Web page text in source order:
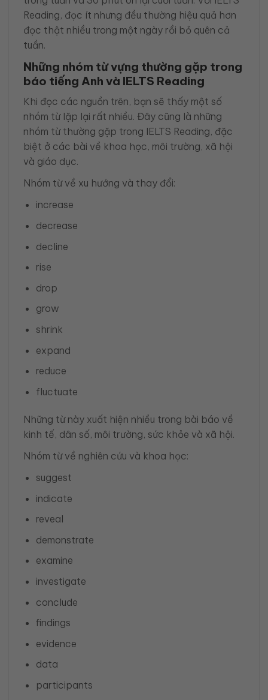
Reading, đọc ít nhưng đều thường hiệu quả hơn
đọc thật nhiều trong một ngày rồi bỏ quên cả
tuần.
Những nhóm từ vựng thường gặp trong
báo tiếng Anh và IELTS Reading
Khi đọc các nguồn trên, bạn sẽ thấy một số
nhóm từ lặp lại rất nhiều. Đây cũng là những
nhóm từ thường gặp trong IELTS Reading, đặc
biệt ở các bài về khoa học, môi trường, xã hội
và giáo dục.
Nhóm từ về xu hướng và thay đổi:
increase
decrease
decline
rise
drop
grow
shrink
expand
reduce
fluctuate
Những từ này xuất hiện nhiều trong bài báo về
kinh tế, dân số, môi trường, sức khỏe và xã hội.
Nhóm từ về nghiên cứu và khoa học:
suggest
indicate
reveal
demonstrate
examine
investigate
conclude
findings
evidence
data
participants